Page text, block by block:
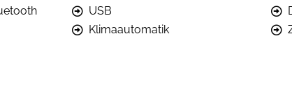
USB
Klimaautomatik